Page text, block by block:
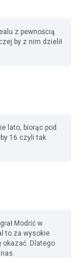
z pewnością
by z nim dzielił
lato, biorąc pod
16 czyli tak
Modrić w
to za wysokie
okazać. Dlatego